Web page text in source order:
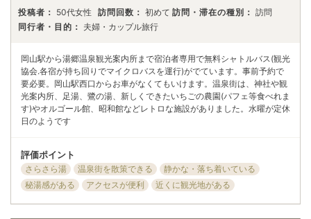
投稿者： 50代女性 訪問回数： 初めて 訪問・滞在の種別： 訪問
同行者・目的： 夫婦・カップル旅行
岡山駅から湯郷温泉観光案内所まで宿泊者専用で無料シャトルバス(観光
協会.各宿が持ち回りでマイクロバスを運行)がでています。事前予約で
要必要。岡山駅西口からお車がなくてもいけます。温泉街は、神社や観
光案内所、足湯、鷺の湯、新しくできたいちごの農園(パフェ等食べれま
す)やオルゴール館、昭和館などレトロな施設がありました。水曜が定休
日のようです
評価ポイント
さらさら湯 温泉街を散策できる
静かな・落ち着いている
秘湯感がある
アクセスが便利 近くに観光地がある